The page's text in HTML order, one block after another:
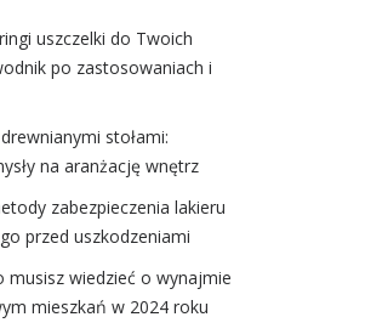
uszczelki do Twoich
po zastosowaniach i
stołami:
na aranżację wnętrz
zabezpieczenia lakieru
przed uszkodzeniami
musisz wiedzieć o wynajmie
mieszkań w 2024 roku